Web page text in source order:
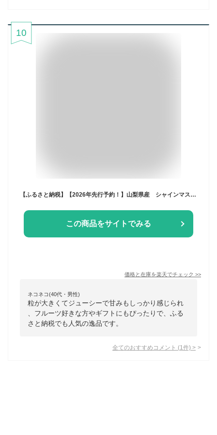
10
【ふるさと納税】【2026年先行予約！】山梨県産 シャインマスカット 選べる500g以上 ～3.0kg ||【厳選】 送料無料 山梨 ぶどう シャイン やまなし 新鮮 農家直送 都留市 種なしブドウ マスカット 【冷蔵】
この商品をサイトでみる
価格と在庫を楽天でチェック >>
ネコネコ(40代・男性)
粒が大きくてジューシーで甘みもしっかり感じられ
、フルーツ好きな方やギフトにもぴったりで、ふる
さと納税でも人気の逸品です。
全てのおすすめコメント (1 件) >